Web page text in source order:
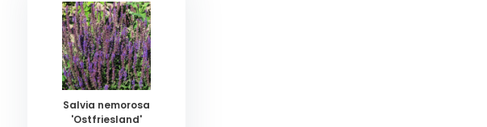
Salvia nemorosa
'Ostfriesland'